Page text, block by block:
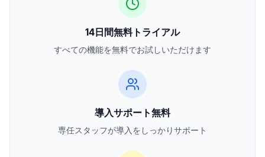
14日間無料トライアル
すべての機能を無料でお試しいただけます
導入サポート無料
専任スタッフが導入をしっかりサポート